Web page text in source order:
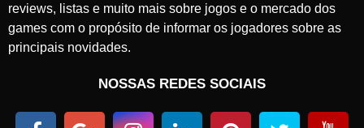
reviews, listas e muito mais sobre jogos e o mercado dos
games com o propósito de informar os jogadores sobre as
principais novidades.
NOSSAS REDES SOCIAIS